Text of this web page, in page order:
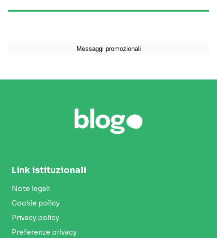
Link istituzionali
Note legali
Cookie policy
Privacy policy
Preferenze privacy